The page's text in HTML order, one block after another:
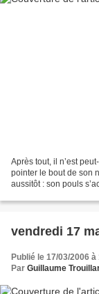
Après tout, il n’est
pointer le bout de son
aussitôt : son pouls
vendredi 17
Publié le 17/03/2006 à
Par Guillaume